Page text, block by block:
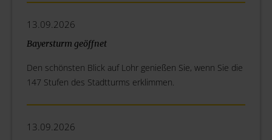
13.09.2026
Bayersturm geöffnet
Den schönsten Blick auf Lohr genießen Sie, wenn Sie die
147 Stufen des Stadtturms erklimmen.
13.09.2026